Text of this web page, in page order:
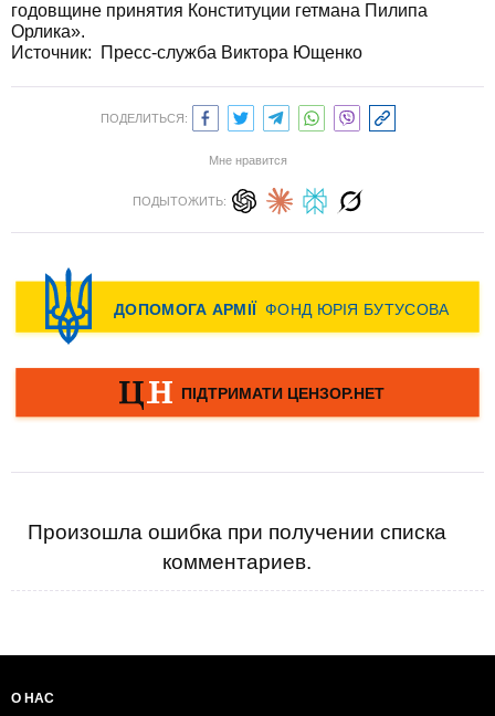
годовщине принятия Конституции гетмана Пилипа
Орлика».
Источник: Пресс-служба Виктора Ющенко
ПОДЕЛИТЬСЯ:
Мне нравится
ПОДЫТОЖИТЬ:
Произошла ошибка при получении списка
комментариев.
О НАС